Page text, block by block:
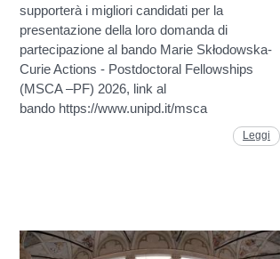
supporterà i migliori candidati per la
presentazione della loro domanda di
partecipazione al bando Marie Skłodowska-
Curie Actions - Postdoctoral Fellowships
(MSCA –PF) 2026, link al
bando https://www.unipd.it/msca
Leggi